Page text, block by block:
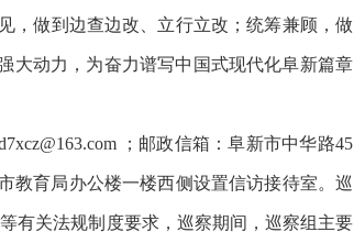
，做到边查边改、立行立改；统筹兼顾，做
大动力，为奋力谱写中国式现代化阜新篇章
；邮政信箱：阜新市中华路45
教育局办公楼一楼西侧设置信访接待室。巡
有关法规制度要求，巡察期间，巡察组主要